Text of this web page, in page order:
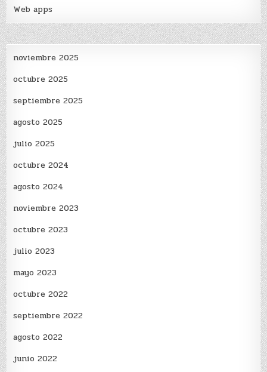
Web apps
noviembre 2025
octubre 2025
septiembre 2025
agosto 2025
julio 2025
octubre 2024
agosto 2024
noviembre 2023
octubre 2023
julio 2023
mayo 2023
octubre 2022
septiembre 2022
agosto 2022
junio 2022